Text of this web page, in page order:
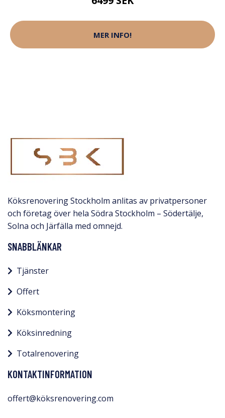
MER INFO!
Köksrenovering Stockholm anlitas av privatpersoner
och företag över hela Södra Stockholm – Södertälje,
Solna och Järfälla med omnejd.​
SNABBLÄNKAR
Tjänster
Offert
Köksmontering
Köksinredning
Totalrenovering
KONTAKTINFORMATION
offert@köksrenovering.com